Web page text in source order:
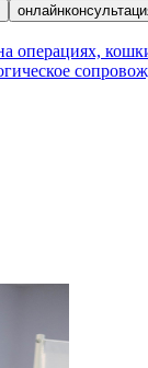
онлайн
операциях,